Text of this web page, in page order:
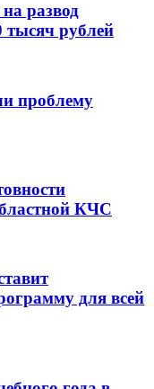
развод
тысяч рублей
проблему
КЧС
для всей